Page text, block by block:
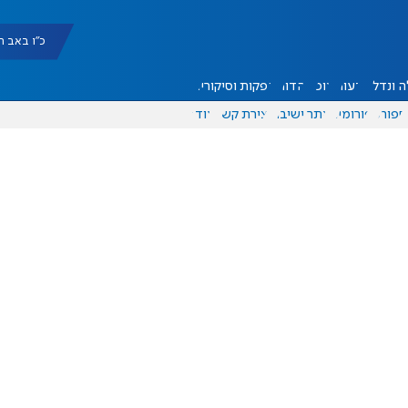
כ"ו באב
ונדל"ן דעות אוכל יהדות הפקות וסיקורים
ספורט פורומים אתר ישיבה יצירת קשר עוד